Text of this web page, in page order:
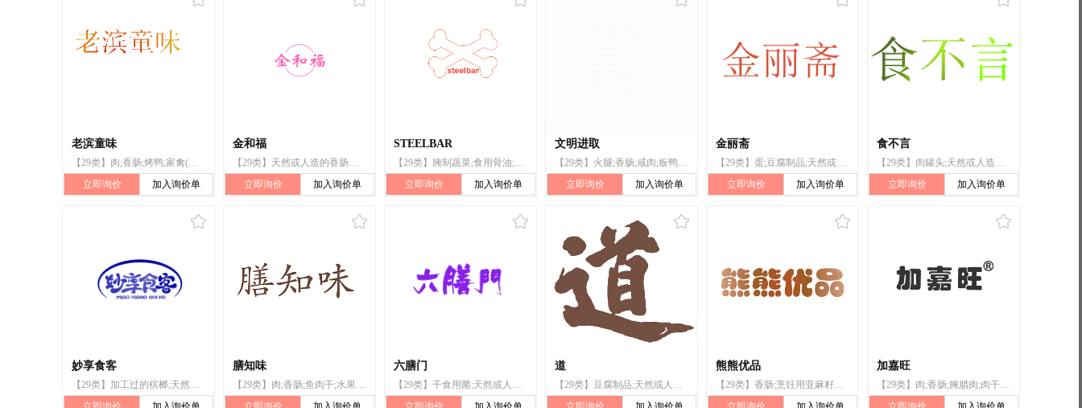
老滨童味
【29类】肉;香肠;烤鸭;家禽(非活);蛋;熟肉制品
立即询价
加入询价单
金和福
【29类】天然或人造的香肠肠衣;奶
立即询价
加入询价单
STEELBAR
【29类】腌制蔬菜;食用骨油;香肠肠衣
立即询价
加入询价单
文明进取
【29类】火腿;香肠;咸肉;板鸭;腌鱼;咸蛋;猎物(非活)
立即询价
加入询价单
金丽斋
【29类】蛋;豆腐制品;天然或人造的香肠肠衣
立即询价
加入询价单
食不言
【29类】肉罐头;天然或人造的香肠肠衣
立即询价
加入询价单
妙享食客
【29类】加工过的槟榔;天然或人造的香肠肠衣
膳知味
【29类】肉;香肠;鱼肉干;水果罐头;食用油
六膳门
【29类】干食用菌;天然或人造的香肠肠衣
道
【29类】豆腐制品;天然或人造的香肠肠衣
熊熊优品
【29类】香肠;烹饪用亚麻籽油;加工过的坚果
加嘉旺
【29类】肉;香肠;腌腊肉;肉干;油炸丸子;猪肉食品